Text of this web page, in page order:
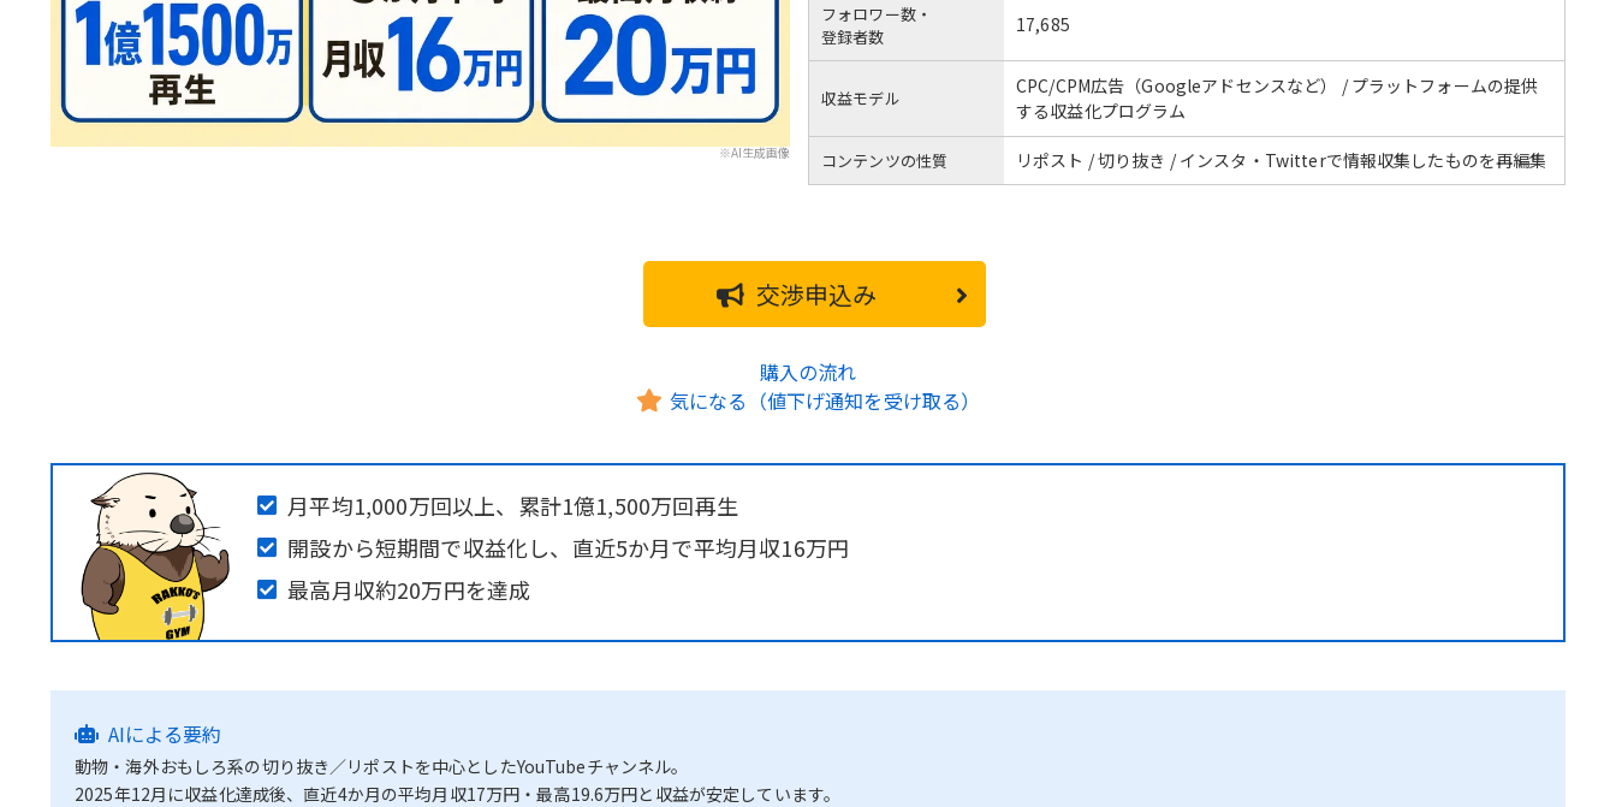
※AI生成画像
フォロワー数・
登録者数
17,685
収益モデル
CPC/CPM広告（Googleアドセンスなど） / プラットフォームの提供
する収益化プログラム
コンテンツの性質 リポスト / 切り抜き / インスタ・Twitterで情報収集したものを再編集
交渉申込み
購入の流れ
気になる（値下げ通知を受け取る）
月平均1,000万回以上、累計1億1,500万回再生
開設から短期間で収益化し、直近5か月で平均月収16万円
最高月収約20万円を達成
AIによる要約
動物・海外おもしろ系の切り抜き／リポストを中心としたYouTubeチャンネル。
2025年12月に収益化達成後、直近4か月の平均月収17万円・最高19.6万円と収益が安定しています。